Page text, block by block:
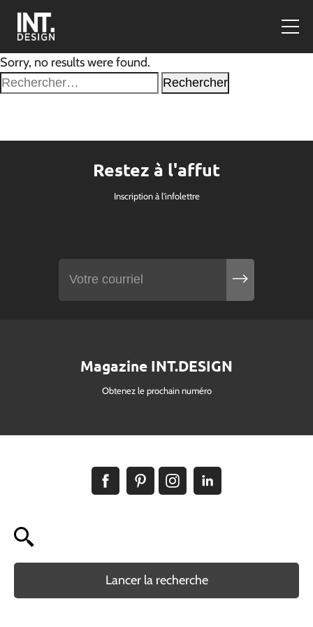
Sorry, no results were found.
Rechercher :
Restez à l'affut
Inscription à l'infolettre
Magazine INT.DESIGN
Obtenez le prochain numéro
Lancer la recherche